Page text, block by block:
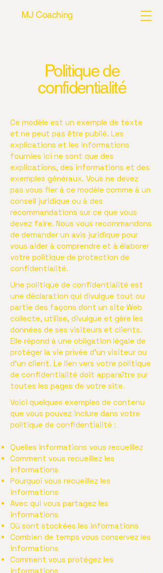
MJ Coaching
Politique de
confidentialité
Ce modèle est un exemple de texte
et ne peut pas être publié. Les
explications et les informations
fournies ici ne sont que des
explications, des informations et des
exemples généraux. Vous ne devez
pas vous fier à ce modèle comme à un
conseil juridique ou à des
recommandations sur ce que vous
devez faire. Nous vous recommandons
de demander un avis juridique pour
vous aider à comprendre et à élaborer
votre politique de protection de
confidentialité.
Une politique de confidentialité est
une déclaration qui divulgue tout ou
partie des façons dont un site Web
collecte, utilise, divulgue et gère les
données de ses visiteurs et clients.
Elle répond à une obligation légale de
protéger la vie privée d'un visiteur ou
d'un client. Le lien vers votre politique
de confidentialité doit apparaître sur
toutes les pages de votre site.
Voici quelques exemples de contenu
que vous pouvez inclure dans votre
politique de confidentialité :
Quelles informations vous recueillez
Comment vous recueillez les
informations
Pourquoi vous recueillez les
informations
Avec qui vous partagez les
informations
Où sont stockées les informations
Combien de temps vous conservez les
informations
Comment vous protégez les
informations